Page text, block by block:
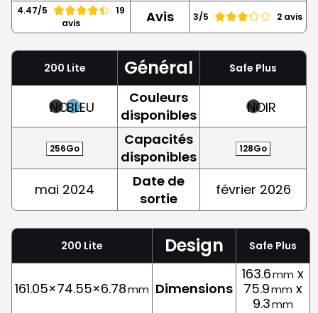
4.47/5
19
avis
Avis 3/5 2 avis
200 Lite Général Safe Plus
NOIRBLEU
Couleurs
disponibles
NOIR
256Go
Capacités
disponibles
128Go
mai 2024
Date de
sortie
février 2026
200 Lite Design Safe Plus
161.05×74.55×6.78mm Dimensions
163.6mm x
75.9mm x
9.3mm